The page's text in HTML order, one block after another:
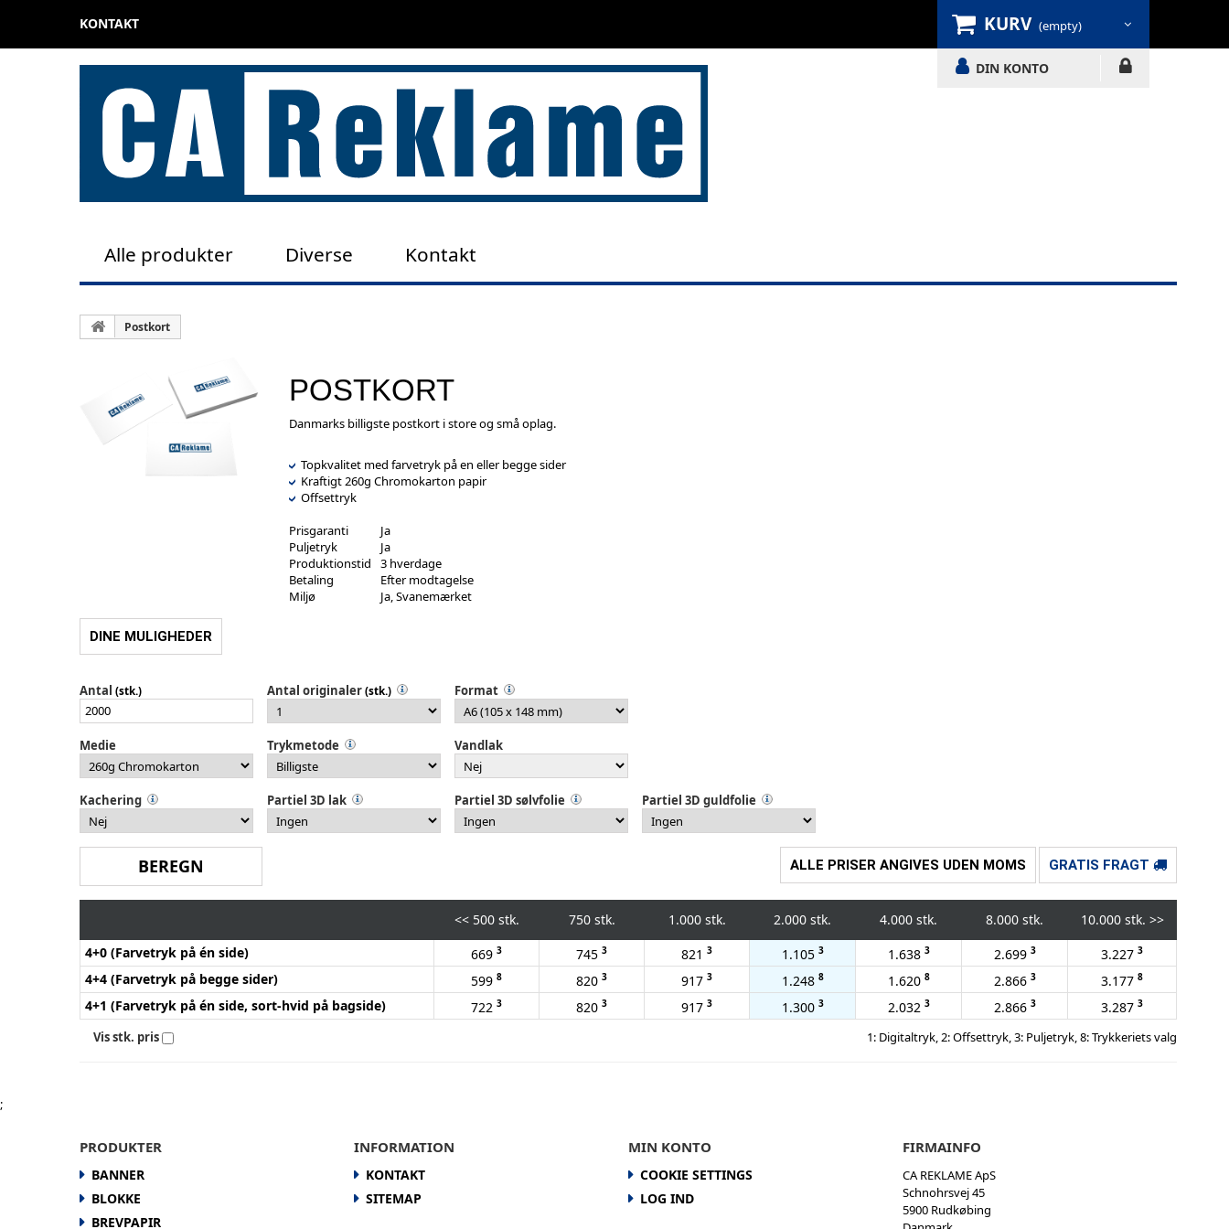
KURV (empty)
KONTAKT
DIN KONTO
Alle produkter Diverse Kontakt
Postkort
POSTKORT
Danmarks billigste postkort i store og små oplag.
Topkvalitet med farvetryk på en eller begge sider
Kraftigt 260g Chromokarton papir
Offsettryk
Prisgaranti
Ja
Puljetryk
Ja
Produktionstid
3 hverdage
Betaling
Efter modtagelse
Miljø
Ja, Svanemærket
DINE MULIGHEDER
Antal (stk.) Antal originaler(stk.) Format
Medie Trykmetode Vandlak
Kachering Partiel 3D lak Partiel 3D sølvfolie Partiel 3D guldfolie
ALLE PRISER ANGIVES UDEN MOMS GRATIS FRAGT
<<500 stk. 750 stk. 1.000 stk. 2.000 stk. 4.000 stk. 8.000 stk. 10.000 stk. >>
4+0 (Farvetryk på én side)
669 3 745 3 821 3 1.105 3 1.638 3 2.699 3 3.227 3
4+4 (Farvetryk på begge sider) 599 8 820 3 917 3 1.248 8 1.620 8 2.866 3 3.177 8
4+1 (Farvetryk på én side, sort-hvid på bagside) 722 3 820 3 917 3 1.300 3 2.032 3 2.866 3 3.287 3
Vis stk. pris 1: Digitaltryk, 2: Offsettryk, 3: Puljetryk, 8: Trykkeriets valg
;
PRODUKTER
BANNER
BLOKKE
BREVPAPIR
INFORMATION
KONTAKT
SITEMAP
MIN KONTO
COOKIE SETTINGS
LOG IND
FIRMAINFO
CA REKLAME ApS
Schnohrsvej 45
5900 Rudkøbing